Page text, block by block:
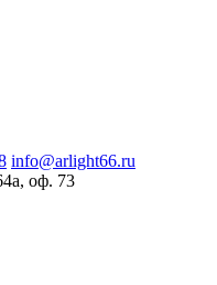
info@arlight66.ru
оф. 73